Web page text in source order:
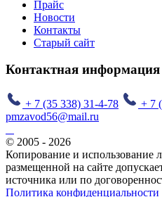
Прайс
Новости
Контакты
Старый сайт
Контактная информация
+ 7 (35 338) 31-4-78
+ 7
pmzavod56@mail.ru
© 2005 - 2026
Копирование и
размещенной на сайте
источника или по
Политика конфиденциальности